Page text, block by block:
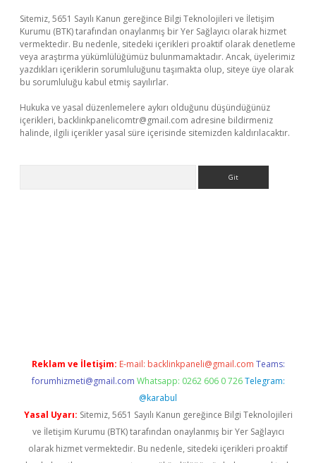
Sitemiz, 5651 Sayılı Kanun gereğince Bilgi Teknolojileri ve İletişim
Kurumu (BTK) tarafından onaylanmış bir Yer Sağlayıcı olarak hizmet
vermektedir. Bu nedenle, sitedeki içerikleri proaktif olarak denetleme
veya araştırma yükümlülüğümüz bulunmamaktadır. Ancak, üyelerimiz
yazdıkları içeriklerin sorumluluğunu taşımakta olup, siteye üye olarak
bu sorumluluğu kabul etmiş sayılırlar.
Hukuka ve yasal düzenlemelere aykırı olduğunu düşündüğünüz
içerikleri, backlinkpanelicomtr@gmail.com adresine bildirmeniz
halinde, ilgili içerikler yasal süre içerisinde sitemizden kaldırılacaktır.
Reklam ve İletişim: E-mail: backlinkpaneli@gmail.com Teams:
forumhizmeti@gmail.com Whatsapp: 0262 606 0 726 Telegram:
@karabul
Yasal Uyarı: Sitemiz, 5651 Sayılı Kanun gereğince Bilgi Teknolojileri
ve İletişim Kurumu (BTK) tarafından onaylanmış bir Yer Sağlayıcı
olarak hizmet vermektedir. Bu nedenle, sitedeki içerikleri proaktif